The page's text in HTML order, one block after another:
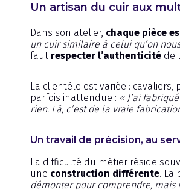
Un artisan du cuir aux
Dans son atelier, chaque pièce
un cuir similaire à celui qu’on
faut respecter l’authenticité de
La clientèle est variée :
parfois inattendue : « J’ai
rien. Là, c’est de la vraie
Un travail de précision, au
La difficulté du métier réside
une construction différente. La
démonter pour comprendre,